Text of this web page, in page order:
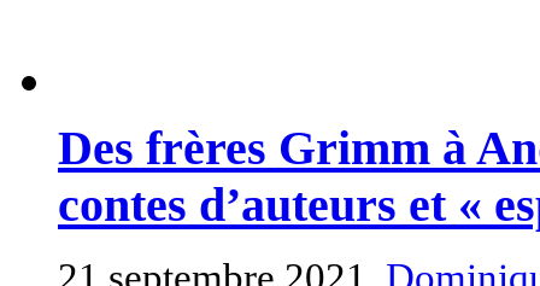
Des frères Grimm à
contes d’auteurs et «
21 septembre 2021,